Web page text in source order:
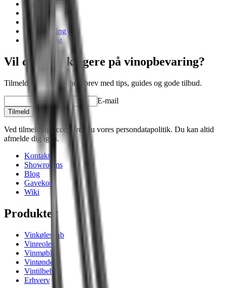
Overvågning
Opbevaring
Vil du blive klogere på vinopbevaring?
Tilmeld dig vores nyhedsbrev med tips, guides og gode tilbud.
E-mail
Tilmeld
Ved tilmelding accepterer du vores persondatapolitik. Du kan altid
afmelde dig igen.
Kontakt
Showrooms
Blog
Gavekort
Wiki
Produkter
Vinkøleskab
Vinreoler
Vinmøbler
Vintønder
Vintilbehør
Erhverv